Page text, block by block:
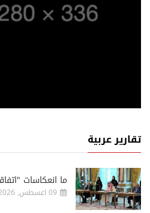
تقارير عربية
ما انعكاسات
09 اغسطس, 2026